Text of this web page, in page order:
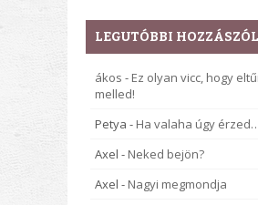
LEGUTÓBBI
ákos - Ez olyan vicc, hogy
melled!
Petya - Ha valaha úgy
Axel - Neked bejön?
Axel - Nagyi megmondja